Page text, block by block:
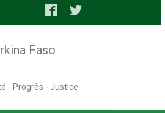
Faso
- Progrès - Justice